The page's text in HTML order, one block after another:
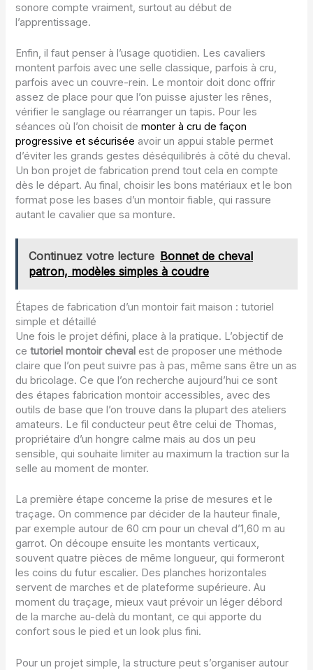
sonore compte vraiment, surtout au début de
l’apprentissage.
Enfin, il faut penser à l’usage quotidien. Les cavaliers
montent parfois avec une selle classique, parfois à cru,
parfois avec un couvre-rein. Le montoir doit donc offrir
assez de place pour que l’on puisse ajuster les rênes,
vérifier le sanglage ou réarranger un tapis. Pour les
séances où l’on choisit demonter à cru de façon
progressive et sécurisée avoir un appui stable permet
d’éviter les grands gestes déséquilibrés à côté du cheval.
Un bon projet de fabrication prend tout cela en compte
dès le départ. Au final, choisir les bons matériaux et le bon
format pose les bases d’un montoir fiable, qui rassure
autant le cavalier que sa monture.
Continuez votre lecture Bonnet de cheval
patron, modèles simples à coudre
Étapes de fabrication d’un montoir fait maison : tutoriel
simple et détaillé
Une fois le projet défini, place à la pratique. L’objectif de
cetutoriel montoir cheval est de proposer une méthode
claire que l’on peut suivre pas à pas, même sans être un as
du bricolage. Ce que l’on recherche aujourd’hui ce sont
des étapes fabrication montoir accessibles, avec des
outils de base que l’on trouve dans la plupart des ateliers
amateurs. Le fil conducteur peut être celui de Thomas,
propriétaire d’un hongre calme mais au dos un peu
sensible, qui souhaite limiter au maximum la traction sur la
selle au moment de monter.
La première étape concerne la prise de mesures et le
traçage. On commence par décider de la hauteur finale,
par exemple autour de 60 cm pour un cheval d’1,60 m au
garrot. On découpe ensuite les montants verticaux,
souvent quatre pièces de même longueur, qui formeront
les coins du futur escalier. Des planches horizontales
servent de marches et de plateforme supérieure. Au
moment du traçage, mieux vaut prévoir un léger débord
de la marche au-delà du montant, ce qui apporte du
confort sous le pied et un look plus fini.
Pour un projet simple, la structure peut s’organiser autour